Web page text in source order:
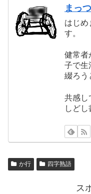
まっ
はじめ
す。
健常者
子で生
綴ろう
共感し
しどし
か行 四字熟語
ス